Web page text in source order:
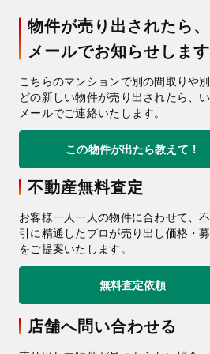
物件が売り出されたら、
メールでお知らせします
こちらのマンションで別の間取りや
どの新しい物件が売り出されたら、い
メールでご連絡いたします。
この物件が出たら教えて！
不動産無料査定
お客様一人一人の物件に合わせて、
引に精通したプロが売り出し価格・
をご提案いたします。
無料査定依頼
店舗へ問い合わせる